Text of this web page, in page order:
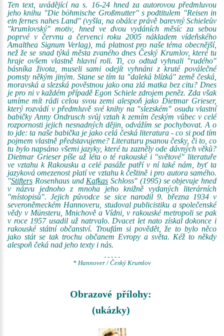
Ten text, uvádějící na s. 16-24 hned za autorovou předmluvou
jeho knihu "Die böhmische Großmutter" s podtitulem "Reisen in
ein fernes nahes Land" (vyšla, na obálce právě barevný Schieleův
"krumlovský" motiv, hned ve dvou vydáních měsíc za sebou
poprvé v červnu a červenci roku 2005 nákladem vídeňského
Amalthea Signum Verlag), má platnost pro naše téma obecnější,
než že se snad týká města zvaného dnes Český Krumlov, které tu
hraje ovšem vlastně hlavní roli. Ti, co odtud vyhnali "rudého"
básníka života, museli sami odejít vyhnáni z kruté poválečné
pomsty někým jiným. Stane se tím ta "daleká blízká" země česká,
moravská a slezská pověstnou jako ona zlá matka bez citu? Dnes
je pro ni v každém případě Egon Schiele zdrojem peněz. Zda však
umíme mít rádi celou svou zemi alespoň jako Dietmar Grieser,
který rozvádí v předmluvě své knihy na "slezském" osudu vlastní
babičky Anny Ondrusch svůj vztah k zemím českým vůbec v celé
rozpornosti jejich nesnadných dějin, odvážím se pochybovat. A o
to jde: ta naše babička je jako celá česká literatura - co si pod tím
pojmem vlastně představujeme? Literaturu psanou česky, či to, co
tu bylo napsáno všemi jazyky, které tu zazněly ode dávných věků?
Dietmar Grieser píše už léta o té rakouské i "světové" literatuře
ve vztahu k Rakousku a celé pasáže patří v ní také nám, byť ta
jazyková omezenost platí ve vztahu k češtině i pro autora samého.
"Stifters Rosenhaus und Kafkas Schloss" (1995) se objevuje hned
v názvu jednoho z mnoha jeho knižně vydaných literárních
"místopisů". Jejich původce se sice narodil 9. března 1934 v
severoněmeckém Hannoveru, studoval publicistiku a společenské
vědy v Münsteru, Mnichově a Vídni, v rakouské metropoli se pak
v roce 1957 usadil už natrvalo. Dvacet let nato získal dokonce i
rakouské státní občanství. Troufám si povědět, že to bylo něco
jako stát se tak trochu občanem Evropy a světa. Kéž to někdy
alespoň čeká nad jeho texty i nás.
- - - - -
* Hannover / Český Krumlov
Obrazové přílohy:
(ukázky)